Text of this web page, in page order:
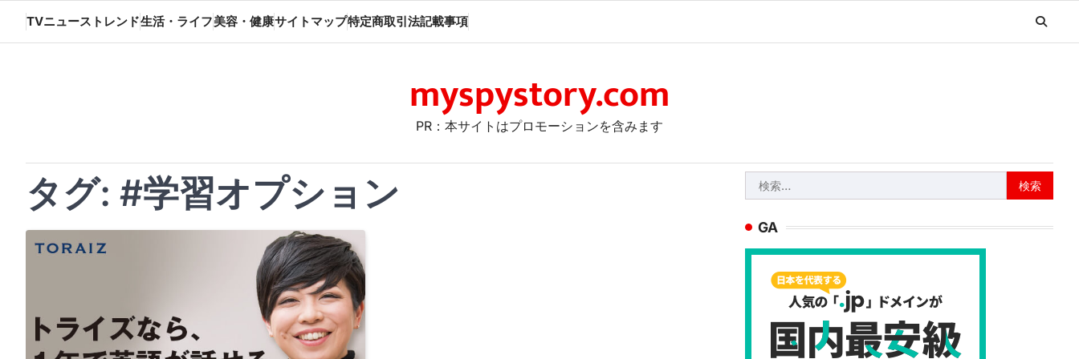
content
TVニューストレンド生活・ライフ美容・健康サイトマップ特定商取引法記載事項
myspystory.com
PR：本サイトはプロモーションを含みます
タグ: #学習オプション
索:
GA